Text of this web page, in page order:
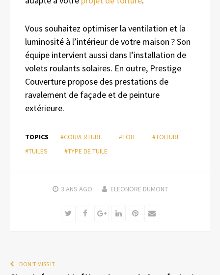
Vous souhaitez optimiser la ventilation et la
luminosité à l’intérieur de votre maison ? Son
équipe intervient aussi dans l’installation de
volets roulants solaires. En outre, Prestige
Couverture propose des prestations de
ravalement de façade et de peinture
extérieure.
TOPICS #COUVERTURE #TOIT
#TOITURE
#TUILES
#TYPE DE TUILE
3 ANS AGO ELEONORE DUMONT
TwitterFacebookGoogle+LinkedInPinterest
Email
DON'T MISS IT